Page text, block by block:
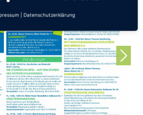
Datenschutzerklärung